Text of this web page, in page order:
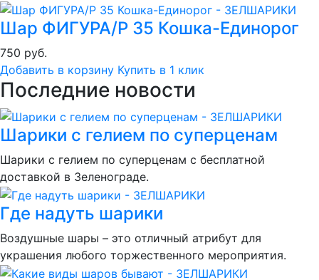
Шар ФИГУРА/P 35 Кошка-Единорог
750 руб.
Добавить в корзину Купить в 1 клик
Последние новости
Шарики с гелием по суперценам
Шарики с гелием по суперценам с бесплатной
доставкой в Зеленограде.
Где надуть шарики
Воздушные шары – это отличный атрибут для
украшения любого торжественного мероприятия.